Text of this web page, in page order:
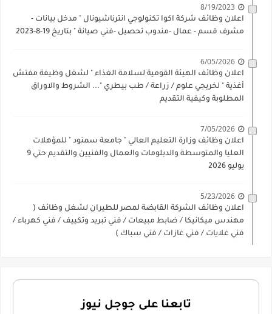
8/19/2023
اعلان وظائف شركة اكوا تكنولوجي انترناشيونال " مدخل بيانات -
مشرف قسم - عمال -مندوب تحصيل -فني صيانة " بتاريخ 19-8-2023
6/05/2026
اعلان وظائف الهيئة القومية لسلامة الغذاء " لشغل وظيفة مفتش
أغذية " لخريجي علوم / زراعة / طب بيطري "... الشروط والاوراق
المطلوبة وكيفية التقديم
7/05/2026
اعلان وظائف وزارة التعليم العالي " جامعة سمنود " للمؤهلات
العليا والمتوسطة والدبلومات والعمال والفنيين والتقديم حتي 9
يوليو 2026
5/23/2026
اعلان وظائف الشركة القابضة لمصر للطيران لشغل وظائف (
مهندس ميكانيكا / ضابط مبيعات / فني تبريد وتكييف / فني كهرباء /
فني غلايات / فني غازات / فني سباك )
تابعنا على جوجل نيوز